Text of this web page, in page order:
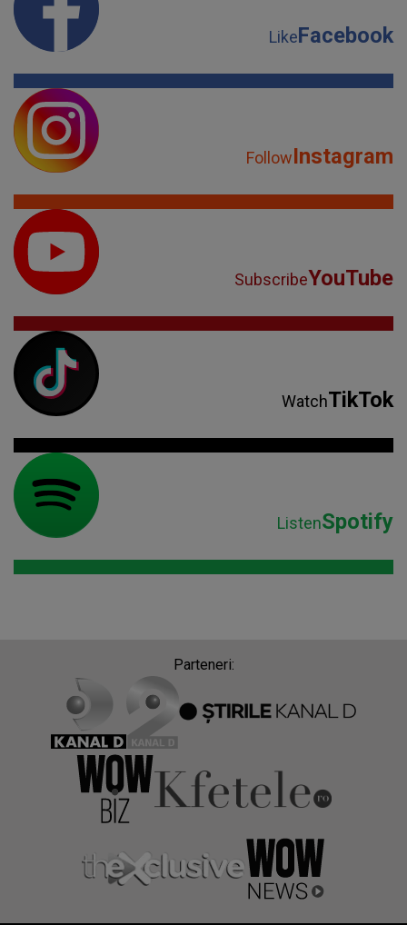
LikeFacebook
FollowInstagram
SubscribeYouTube
WatchTikTok
ListenSpotify
Parteneri: